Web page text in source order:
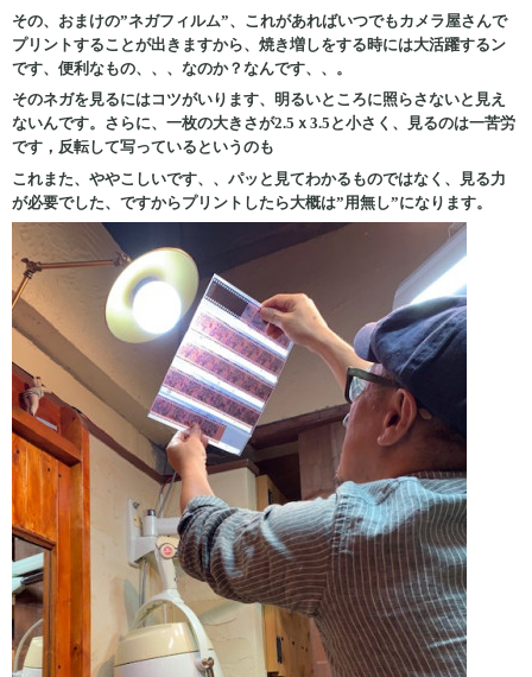
その、おまけの”ネガフィルム”、これがあればいつでもカメラ屋さんで
プリントすることが出きますから、焼き増しをする時には大活躍するン
です、便利なもの、、、なのか？なんです、、。
そのネガを見るにはコツがいります、明るいところに照らさないと見え
ないんです。さらに、一枚の大きさが2.5ｘ3.5と小さく、見るのは一苦労
です，反転して写っているというのも
これまた、ややこしいです、、パッと見てわかるものではなく、見る力
が必要でした、ですからプリントしたら大概は”用無し”になります。